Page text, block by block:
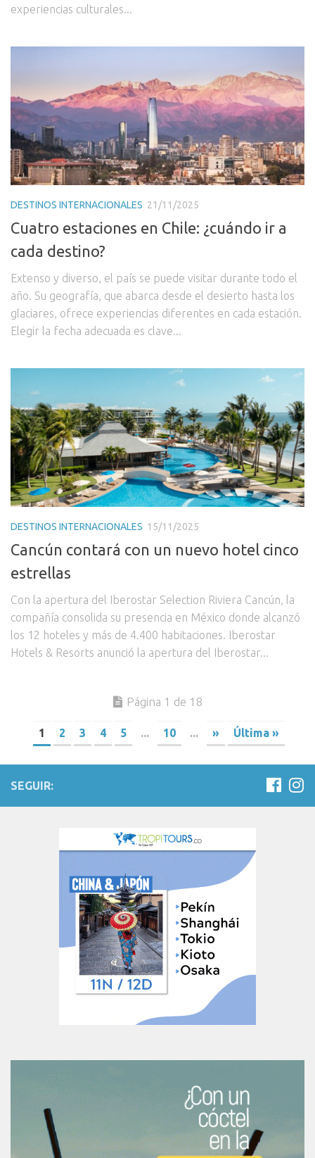
experiencias culturales...
DESTINOS INTERNACIONALES 21/11/2025
Cuatro estaciones en Chile: ¿cuándo ir a
cada destino?
Extenso y diverso, el país se puede visitar durante todo el
año. Su geografía, que abarca desde el desierto hasta los
glaciares, ofrece experiencias diferentes en cada estación.
Elegir la fecha adecuada es clave...
DESTINOS INTERNACIONALES 15/11/2025
Cancún contará con un nuevo hotel cinco
estrellas
Con la apertura del Iberostar Selection Riviera Cancún, la
compañía consolida su presencia en México donde alcanzó
los 12 hoteles y más de 4.400 habitaciones. Iberostar
Hotels & Resorts anunció la apertura del Iberostar...
Página 1 de 18
1 2 3 4 5 ... 10 ... » Última »
SEGUIR: